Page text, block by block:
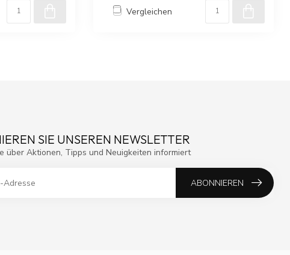
Vergleichen
SIE UNSEREN NEWSLETTER
über Aktionen, Tipps und Neuigkeiten informiert
ABONNIEREN